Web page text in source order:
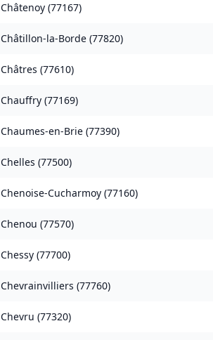
Châtenoy (77167)
Châtillon-la-Borde (77820)
Châtres (77610)
Chauffry (77169)
Chaumes-en-Brie (77390)
Chelles (77500)
Chenoise-Cucharmoy (77160)
Chenou (77570)
Chessy (77700)
Chevrainvilliers (77760)
Chevru (77320)